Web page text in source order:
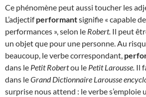
Ce phénomène peut aussi toucher les
L’adjectifperformantsignifie « capable
performances », selon le Robert. Il peut
un objet que pour une personne. Au
beaucoup, le verbe correspondant,
dans le Petit Robertou le Petit Larousse. Il
dans leGrand Dictionnaire Larousse
surprise nous attend : le verbe s’emploie